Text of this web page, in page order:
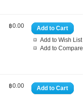
Add to Cart
Add to Wish List
Add to Compare
฿0.00
Add to Cart
฿0.00